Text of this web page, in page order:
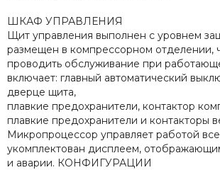
ШКАФ УПРАВЛЕНИЯ
Щит управления выполнен с уровнем
размещен в компрессорном отделении,
проводить обслуживание при
включает: главный автоматический
дверце щита,
плавкие предохранители, контактор
плавкие предохранители и контакторы
Микропроцессор управляет работой
укомплектован дисплеем,
и аварии. КОНФИГУРАЦИИ